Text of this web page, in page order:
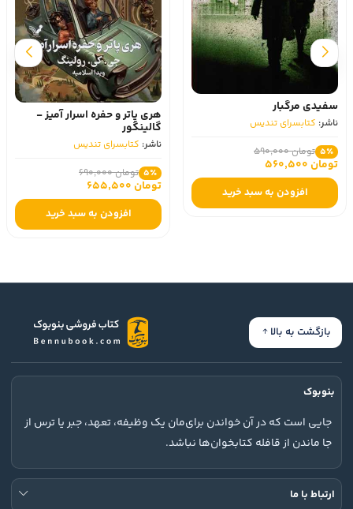
سفیدی مرگبار
ناشر: کتابسرای تندیس
5٪ تومان 590,000
تومان 560,500
افزودن به سبد خرید
هری پاتر و حفره اسرار آمیز -
گالینگور
ناشر: کتابسرای تندیس
5٪ تومان 690,000
تومان 655,500
افزودن به سبد خرید
بازگشت به بالا
بنوبوک
جایی است که در آن خواندن برای‌مان یک وظیفه، تعهد، جبر یا ترس از
جا ماندن از قافله کتابخوان‌ها نباشد.
ارتباط با ما